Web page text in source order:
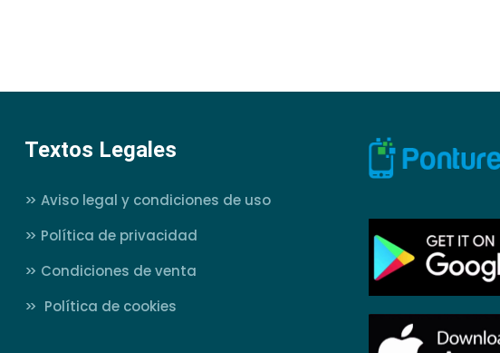
Textos Legales
>> Aviso legal y condiciones de uso
>> Política de privacidad
>> Condiciones de venta
>>
Política de cookies